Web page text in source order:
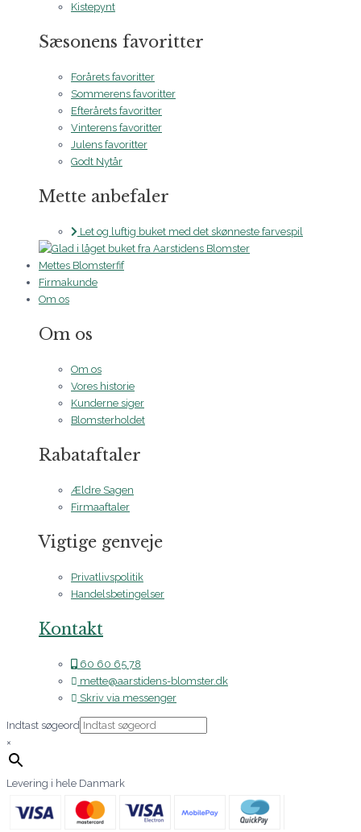
Kistepynt
Sæsonens favoritter
Forårets favoritter
Sommerens favoritter
Efterårets favoritter
Vinterens favoritter
Julens favoritter
Godt Nytår
Mette anbefaler
Let og luftig buket med det skønneste farvespil
Mettes Blomsterfif
Firmakunde
Om os
Om os
Om os
Vores historie
Kunderne siger
Blomsterholdet
Rabataftaler
Ældre Sagen
Firmaaftaler
Vigtige genveje
Privatlivspolitik
Handelsbetingelser
Kontakt
60 60 65 78
mette@aarstidens-blomster.dk
Skriv via messenger
Indtast søgeord
×
Levering i hele Danmark